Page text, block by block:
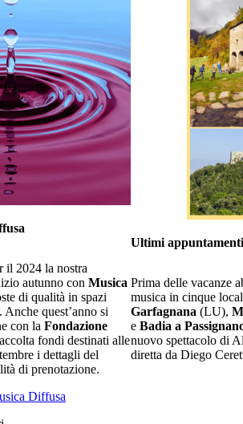
il 2024 la nostra
autunno con Musica
di qualità in spazi
quest’anno si
con la Fondazione
fondi destinati alle
i dettagli del
di prenotazione.
Diffusa
Ultimi appuntamenti
Prima delle vacanze
musica in cinque
Garfagnana (LU),
e Badia a
nuovo spettacolo di
diretta da Diego